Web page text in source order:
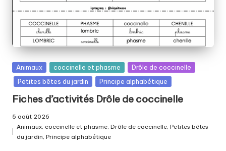
Posted
in
Animaux coccinelle et phasme
Drôle de coccinelle
Petites bêtes du jardin
Principe alphabétique
Fiches d’activités Drôle de coccinelle
5 août 2026
Posted
Animaux, coccinelle et phasme,Drôle de coccinelle,Petites bêtes
du jardin,Principe alphabétique